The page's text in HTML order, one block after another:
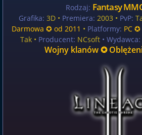
Rodzaj: Fantasy
Grafika: 3D • Premiera: 2003 • PvP:
Darmowa ✪ od 2011 • Platformy: PC
Tak• Producent: NCsoft• Wydawca:
Wojny klanów ✪